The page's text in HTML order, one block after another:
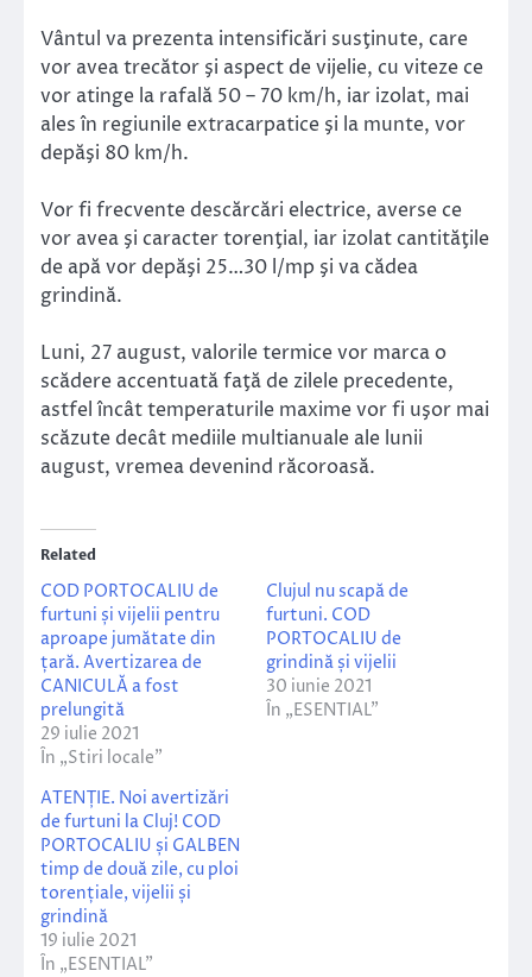
Vântul va prezenta intensificări susţinute, care
vor avea trecător şi aspect de vijelie, cu viteze ce
vor atinge la rafală 50 – 70 km/h, iar izolat, mai
ales în regiunile extracarpatice şi la munte, vor
depăşi 80 km/h.
Vor fi frecvente descărcări electrice, averse ce
vor avea şi caracter torenţial, iar izolat cantităţile
de apă vor depăşi 25…30 l/mp şi va cădea
grindină.
Luni, 27 august, valorile termice vor marca o
scădere accentuată faţă de zilele precedente,
astfel încât temperaturile maxime vor fi uşor mai
scăzute decât mediile multianuale ale lunii
august, vremea devenind răcoroasă.
Related
COD PORTOCALIU de
furtuni și vijelii pentru
aproape jumătate din
țară. Avertizarea de
CANICULĂ a fost
prelungită
29 iulie 2021
În „Stiri locale”
Clujul nu scapă de
furtuni. COD
PORTOCALIU de
grindină și vijelii
30 iunie 2021
În „ESENTIAL”
ATENȚIE. Noi avertizări
de furtuni la Cluj! COD
PORTOCALIU și GALBEN
timp de două zile, cu ploi
torențiale, vijelii și
grindină
19 iulie 2021
În „ESENTIAL”